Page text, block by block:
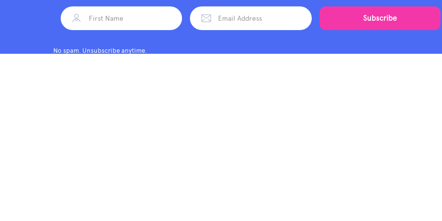
No spam. Unsubscribe anytime.